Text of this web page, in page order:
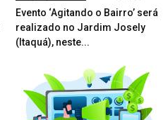
Evento ‘Agitando o Bairro’ será
realizado no Jardim Josely
(Itaquá), neste...